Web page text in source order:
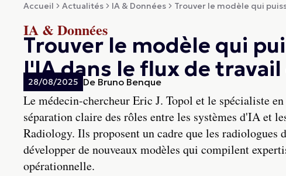
Accueil Actualités IA & Données Trouver le modèle qui
IA & Données
Trouver le modèle qui
l'IA dans le flux de
28/08/2025 De Bruno Benque
Le médecin-chercheur Eric J. Topol et le spécialiste
séparation claire des rôles entre les systèmes d'IA et
Radiology. Ils proposent un cadre que les radiologues
développer de nouveaux modèles qui compilent
opérationnelle.